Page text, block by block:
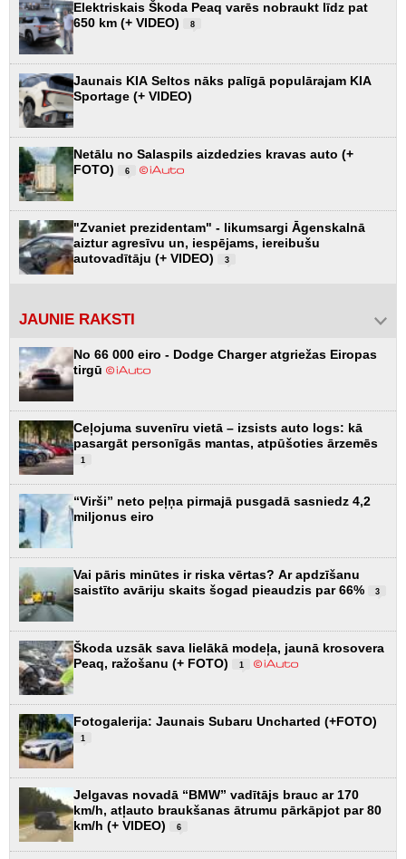
Elektriskais Škoda Peaq varēs nobraukt līdz pat
650 km (+ VIDEO)
8
Jaunais KIA Seltos nāks palīgā populārajam KIA
Sportage (+ VIDEO)
Netālu no Salaspils aizdedzies kravas auto (+
FOTO)
6
"Zvaniet prezidentam" - likumsargi Āgenskalnā
aiztur agresīvu un, iespējams, iereibušu
autovadītāju (+ VIDEO)
3
JAUNIE RAKSTI
No 66 000 eiro - Dodge Charger atgriežas Eiropas
tirgū
Ceļojuma suvenīru vietā – izsists auto logs: kā
pasargāt personīgās mantas, atpūšoties ārzemēs
1
“Virši” neto peļņa pirmajā pusgadā sasniedz 4,2
miljonus eiro
Vai pāris minūtes ir riska vērtas? Ar apdzīšanu
saistīto avāriju skaits šogad pieaudzis par 66%
3
Škoda uzsāk sava lielākā modeļa, jaunā krosovera
Peaq, ražošanu (+ FOTO)
1
Fotogalerija: Jaunais Subaru Uncharted (+FOTO)
1
Jelgavas novadā “BMW” vadītājs brauc ar 170
km/h, atļauto braukšanas ātrumu pārkāpjot par 80
km/h (+ VIDEO)
6